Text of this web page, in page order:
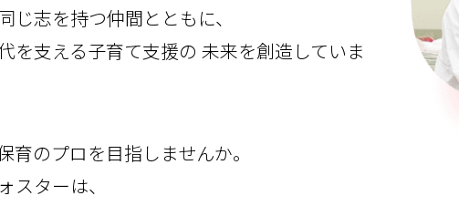
じ志を持つ仲間とともに、
を支える子育て支援の 未来を創造していま
育のプロを目指しませんか。
スターは、